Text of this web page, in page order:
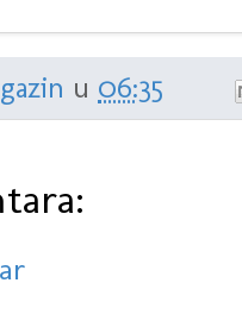
u 06:35